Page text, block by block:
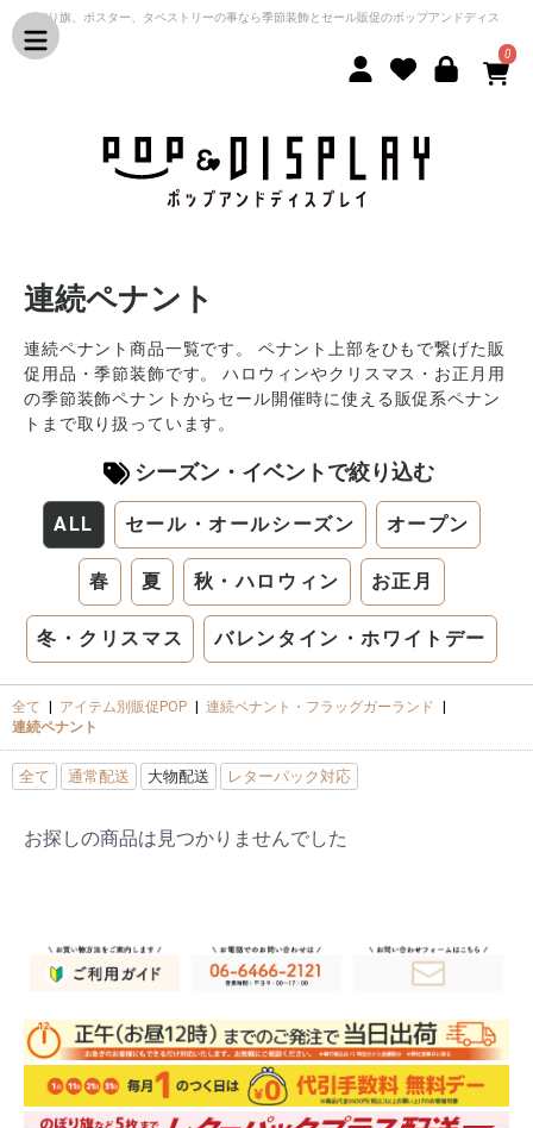
のぼり旗、ポスター、タペストリーの事なら季節装飾とセール販促のポップアンドディス
プレイ
0
連続ペナント
連続ペナント商品一覧です。 ペナント上部をひもで繋げた販
促用品・季節装飾です。 ハロウィンやクリスマス・お正月用
の季節装飾ペナントからセール開催時に使える販促系ペナン
トまで取り扱っています。
シーズン・イベントで絞り込む
ALL セール・オールシーズン オープン
春 夏 秋・ハロウィン お正月
冬・クリスマス バレンタイン・ホワイトデー
全て | アイテム別販促POP | 連続ペナント・フラッグガーランド |
連続ペナント
全て 通常配送 大物配送 レターパック対応
お探しの商品は見つかりませんでした